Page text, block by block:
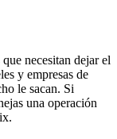
necesitan dejar el
y empresas de
le sacan. Si
una operación